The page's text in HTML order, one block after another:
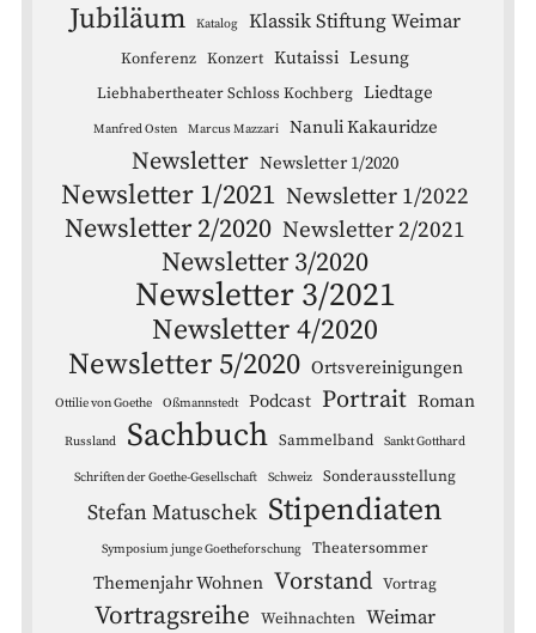
Jubiläum Katalog Klassik Stiftung Weimar
Konferenz Konzert Kutaissi Lesung
Liebhabertheater Schloss Kochberg Liedtage
Manfred Osten Marcus Mazzari Nanuli Kakauridze
Newsletter Newsletter 1/2020
Newsletter 1/2021 Newsletter 1/2022
Newsletter 2/2020 Newsletter 2/2021
Newsletter 3/2020
Newsletter 3/2021
Newsletter 4/2020
Newsletter 5/2020 Ortsvereinigungen
Ottilie von Goethe Oßmannstedt Podcast Portrait Roman
Russland Sachbuch Sammelband Sankt Gotthard
Schriften der Goethe-Gesellschaft Schweiz Sonderausstellung
Stefan Matuschek Stipendiaten
Symposium junge Goetheforschung Theatersommer
Themenjahr Wohnen Vorstand Vortrag
Vortragsreihe Weihnachten Weimar